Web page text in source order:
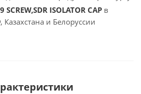
SCREW,SDR ISOLATOR CAP в
и Белоруссии